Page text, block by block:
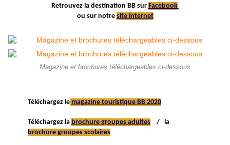
Retrouvez la destination BB sur Facebook
ou sur notre site internet
Magazine et brochures téléchargeables ci-dessous
Téléchargez le magazine touristique BB 2020
Téléchargezla brochure groupes adultes/ la
brochure groupes scolaires